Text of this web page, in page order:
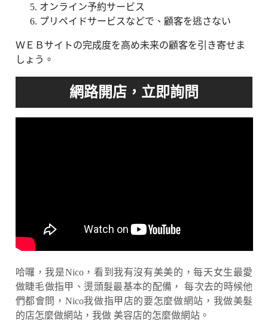
オンライン予約サービス
プリペイドサービスなどで、顧客を逃さない
ＷＥＢサイトの完成度を高め未来の顧客を引き寄せま
しょう。
哈囉，我是Nico，看到我有沒有美美的，每天女生最愛
做睫毛做指甲、燙頭髮最基本的配備， 每次去的時候他
們都會問，Nico我做指甲店的要怎麼做網站，我做美髮
的店怎麼做網站，我做 美容店的怎麼做網站。